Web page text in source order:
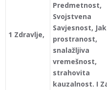
1 Zdravlje,
Predmetnost,
Svojstvena
Savjesnost,
prostranost,
snalažljiva
vremešnost,
strahovita
kauzalnost. I